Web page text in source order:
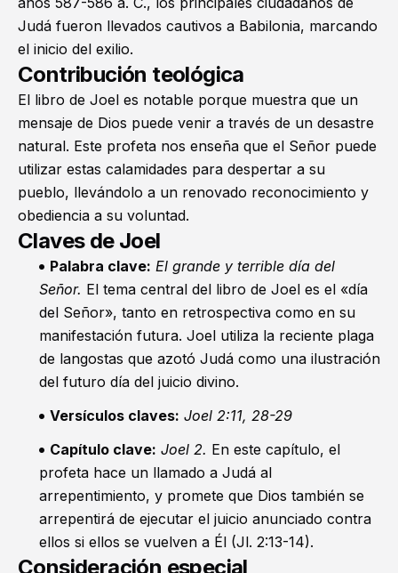
Judá fueron llevados cautivos a Babilonia, marcando
el inicio del exilio.
Contribución teológica
El libro de Joel es notable porque muestra que un
mensaje de Dios puede venir a través de un desastre
natural. Este profeta nos enseña que el Señor puede
utilizar estas calamidades para despertar a su
pueblo, llevándolo a un renovado reconocimiento y
obediencia a su voluntad.
Claves de Joel
Palabra clave: El grande y terrible día del
Señor. El tema central del libro de Joel es el «día
del Señor», tanto en retrospectiva como en su
manifestación futura. Joel utiliza la reciente plaga
de langostas que azotó Judá como una ilustración
del futuro día del juicio divino.
Versículos claves: Joel 2:11, 28-29
Capítulo clave: Joel 2. En este capítulo, el
profeta hace un llamado a Judá al
arrepentimiento, y promete que Dios también se
arrepentirá de ejecutar el juicio anunciado contra
ellos si ellos se vuelven a Él (Jl. 2:13-14).
Consideración especial